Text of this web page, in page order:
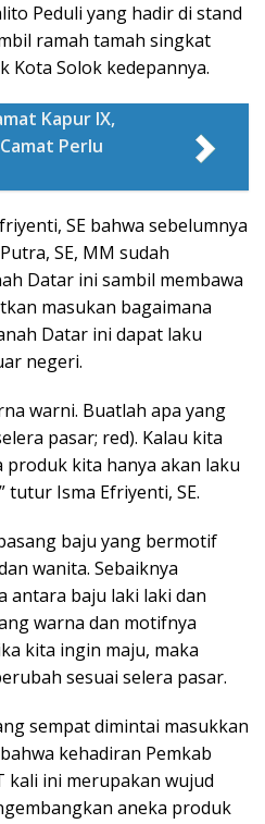
Peduli yang hadir di stand
ramah tamah singkat
Kota Solok kedepannya.
Kapur IX,
Camat Perlu
SE bahwa sebelumnya
SE, MM sudah
Datar ini sambil membawa
masukan bagaimana
Datar ini dapat laku
negeri.
warni. Buatlah apa yang
pasar; red). Kalau kita
kita hanya akan laku
Isma Efriyenti, SE.
baju yang bermotif
wanita. Sebaiknya
antara baju laki laki dan
warna dan motifnya
kita ingin maju, maka
sesuai selera pasar.
sempat dimintai masukkan
kehadiran Pemkab
kali ini merupakan wujud
aneka produk